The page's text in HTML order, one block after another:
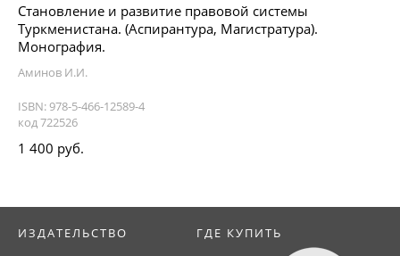
Становление и развитие правовой системы
Туркменистана. (Аспирантура, Магистратура).
Монография.
Аминов И.И.
ISBN: 978-5-466-12589-4
код 722526
1 400 руб.
ИЗДАТЕЛЬСТВО ГДЕ КУПИТЬ